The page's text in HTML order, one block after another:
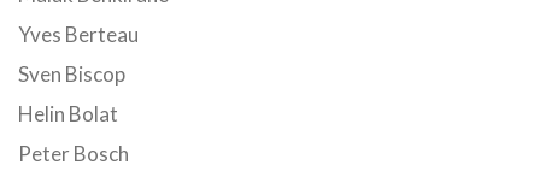
Yves Berteau
Sven Biscop
Helin Bolat
Peter Bosch